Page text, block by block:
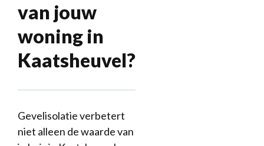
van jouw
woning in
Kaatsheuvel?
Gevelisolatie verbetert
niet alleen de waarde van